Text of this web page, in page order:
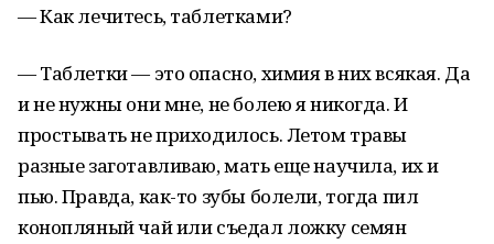
— Как лечитесь, таблетками?
— Таблетки — это опасно, химия в них всякая. Да
и не нужны они мне, не болею я никогда. И
простывать не приходилось. Летом травы
разные заготавливаю, мать еще научила, их и
пью. Правда, как-то зубы болели, тогда пил
конопляный чай или съедал ложку семян